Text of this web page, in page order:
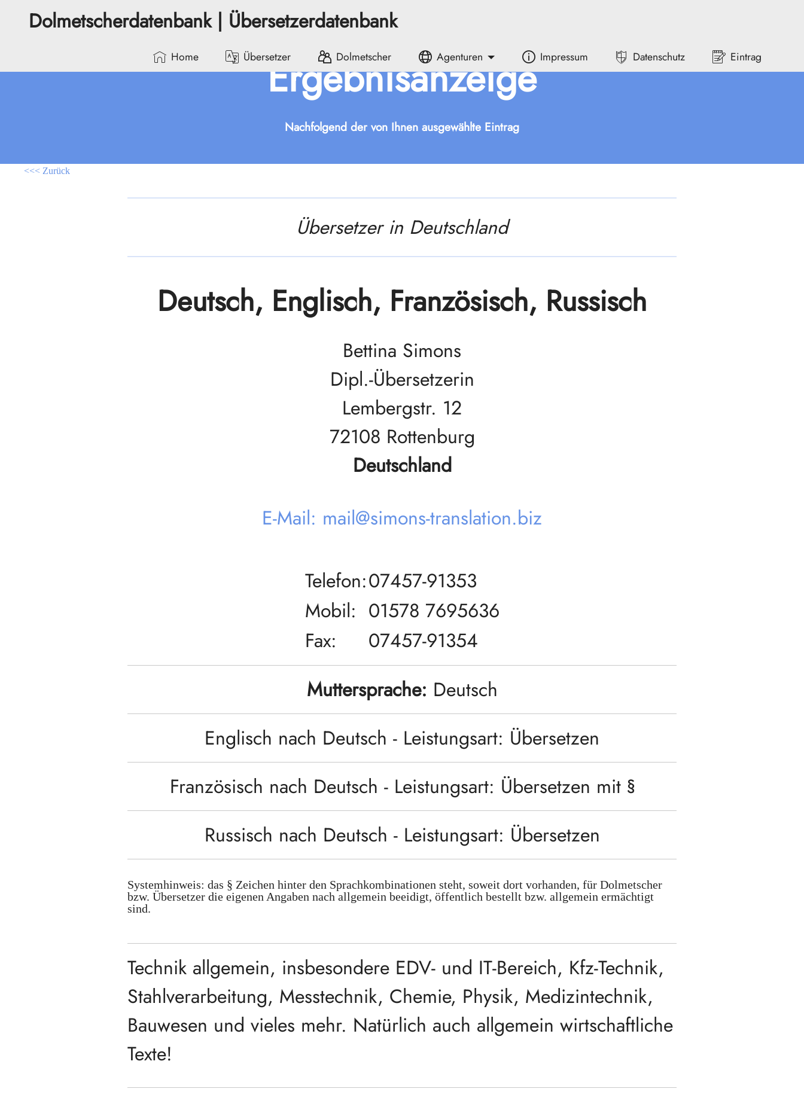
Dolmetscherdatenbank | Übersetzerdatenbank
Home Übersetzer Dolmetscher Agenturen Impressum Datenschutz Eintrag
Ergebnisanzeige
Nachfolgend der von Ihnen ausgewählte Eintrag
<<< Zurück
Übersetzer in Deutschland
Deutsch, Englisch, Französisch, Russisch
Bettina Simons
Dipl.-Übersetzerin
Lembergstr. 12
72108 Rottenburg
Deutschland
E-Mail: mail@simons-translation.biz
Telefon:07457-91353
Mobil: 01578 7695636
Fax:
07457-91354
Muttersprache: Deutsch
Englisch nach Deutsch - Leistungsart: Übersetzen
Französisch nach Deutsch - Leistungsart: Übersetzen mit §
Russisch nach Deutsch - Leistungsart: Übersetzen
Systemhinweis: das § Zeichen hinter den Sprachkombinationen steht, soweit dort vorhanden, für Dolmetscher
bzw. Übersetzer die eigenen Angaben nach allgemein beeidigt, öffentlich bestellt bzw. allgemein ermächtigt
sind.
Technik allgemein, insbesondere EDV- und IT-Bereich, Kfz-Technik,
Stahlverarbeitung, Messtechnik, Chemie, Physik, Medizintechnik,
Bauwesen und vieles mehr. Natürlich auch allgemein wirtschaftliche
Texte!